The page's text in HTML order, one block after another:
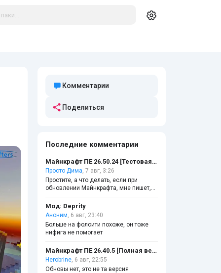
Комментарии
Поделиться
Последние комментарии
Майнкрафт ПЕ 26.50.24 [Тестовая версия]
Просто Дима, 7 авг, 3:26
Простите, а что делать, если при
обновлении Майнкрафта, мне пишет,
Мод: Deprity
Аноним, 6 авг, 23:40
Больше на фолсити похоже, он тоже
нифига не помогает
Майнкрафт ПЕ 26.40.5 [Полная версия]
Herobrine, 6 авг, 22:55
Обновы нет, это не та версия